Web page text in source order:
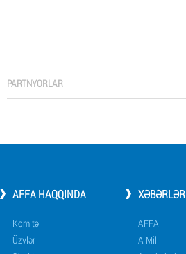
PARTNYORLAR
AFFA HAQQINDA
Komitə
Üzvlər
XƏBƏRLƏR
AFFA
A Milli